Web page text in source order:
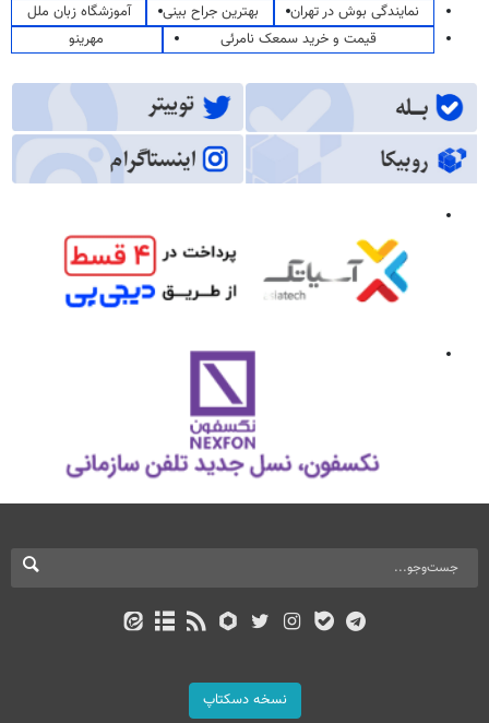
نمایندگی بوش در تهران
بهترین جراح بینی
آموزشگاه زبان ملل
قیمت و خرید سمعک نامرئی
مهرینو
نسخه دسکتاپ